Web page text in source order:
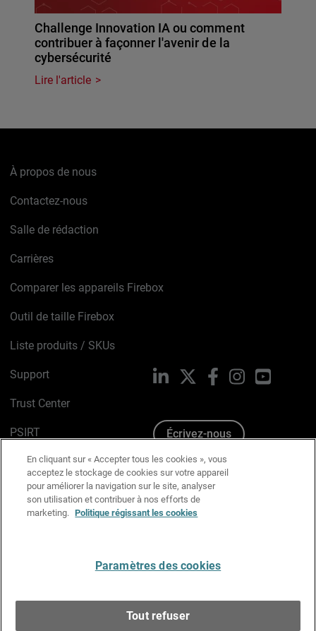
Challenge Innovation IA ou comment
contribuer à façonner l'avenir de la
cybersécurité
Lire l'article
À propos de nous
Contactez-nous
Salle de rédaction
Carrières
Comparer les appareils Firebox
Outil de taille Firebox
Liste produits / SKUs
Support
Trust Center
PSIRT
Avis sur les cookies
Politique de confidentialité
Charte Graphique
LinkedIn FacebookInstagramYouTube
Écrivez-nous
En cliquant sur « Accepter tous les cookies », vous
acceptez le stockage de cookies sur votre appareil
pour améliorer la navigation sur le site, analyser
son utilisation et contribuer à nos efforts de
marketing. Politique régissant les cookies
Paramètres des cookies
Tout refuser